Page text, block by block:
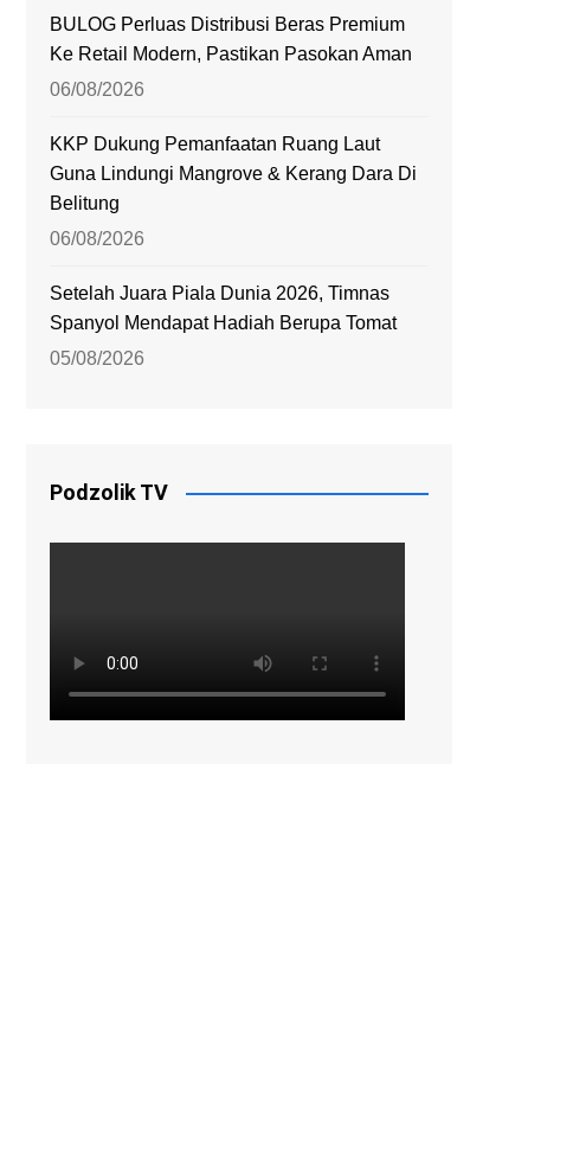
BULOG Perluas Distribusi Beras Premium
Ke Retail Modern, Pastikan Pasokan Aman
06/08/2026
KKP Dukung Pemanfaatan Ruang Laut
Guna Lindungi Mangrove & Kerang Dara Di
Belitung
06/08/2026
Setelah Juara Piala Dunia 2026, Timnas
Spanyol Mendapat Hadiah Berupa Tomat
05/08/2026
Podzolik TV